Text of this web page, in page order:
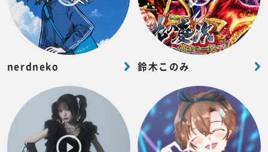
nerdneko 鈴木このみ